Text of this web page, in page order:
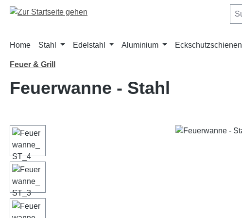
Hauptinhalt springen
Zur Suche springen
Zur Hauptnavigation springen
Home Stahl Edelstahl Aluminium Eckschutzschienen
Feuer & Grill
Feuerwanne - Stahl
Bildergalerie überspringen